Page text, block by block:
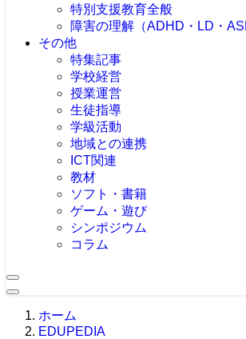
特別支援教育全般
障害の理解（ADHD・LD・
その他
特集記事
学校経営
授業運営
生徒指導
学級活動
地域との連携
ICT関連
教材
ソフト・書籍
ゲーム・遊び
シンポジウム
コラム
ホーム
EDUPEDIA